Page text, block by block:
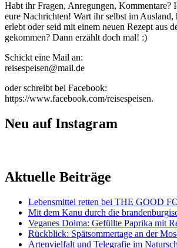
Habt ihr Fragen, Anregungen, Kommentare?
eure Nachrichten! Wart ihr selbst im Ausland,
erlebt oder seid mit einem neuen Rezept aus
gekommen? Dann erzählt doch mal! :)
Schickt eine Mail an:
reisespeisen@mail.de
oder schreibt bei Facebook:
https://www.facebook.com/reisespeisen.
Neu auf Instagram
Aktuelle Beiträge
Lebensmittel retten bei THE GOOD
Mit dem Kanu durch die
Veganes Dolma: Gefüllte Paprika mit
Rückblick: Spätsommertage an der
Artenvielfalt und Telegrafie im